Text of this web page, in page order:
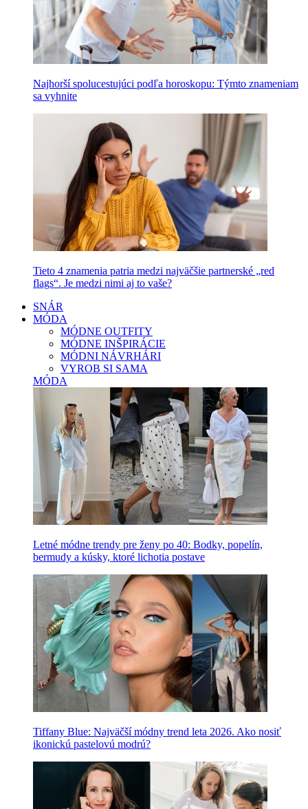
Najhorší spolucestujúci podľa horoskopu: Týmto znameniam
sa vyhnite
Tieto 4 znamenia patria medzi najväčšie partnerské „red
flags“. Je medzi nimi aj to vaše?
SNÁR
MÓDA
MÓDNE OUTFITY
MÓDNE INŠPIRÁCIE
MÓDNI NÁVRHÁRI
VYROB SI SAMA
MÓDA
Letné módne trendy pre ženy po 40: Bodky, popelín,
bermudy a kúsky, ktoré lichotia postave
Tiffany Blue: Najväčší módny trend leta 2026. Ako nosiť
ikonickú pastelovú modrú?